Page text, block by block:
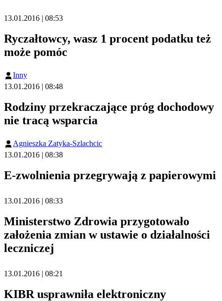
13.01.2016 | 08:53
Ryczałtowcy, wasz 1 procent podatku też
może pomóc
Inny
13.01.2016 | 08:48
Rodziny przekraczające próg dochodowy
nie tracą wsparcia
Agnieszka Zatyka-Szlachcic
13.01.2016 | 08:38
E-zwolnienia przegrywają z papierowymi
13.01.2016 | 08:33
Ministerstwo Zdrowia przygotowało
założenia zmian w ustawie o działalności
leczniczej
13.01.2016 | 08:21
KIBR usprawniła elektroniczny